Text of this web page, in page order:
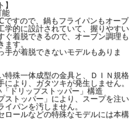
】
能
すので、鍋もフライパンもオーブ
学的に設計されていて、握りやすい
ぐ着脱できるので、オーブン調理も
ます。
が着脱できないモデルもありま
特殊一体成型の金具と、ＤＩＮ規格
より、ガタツキが発生しません。
ドリップストッパー」構造
ストッパー」により、スープを注い
パンを汚しません。
ールなどの特殊なモデルには本構